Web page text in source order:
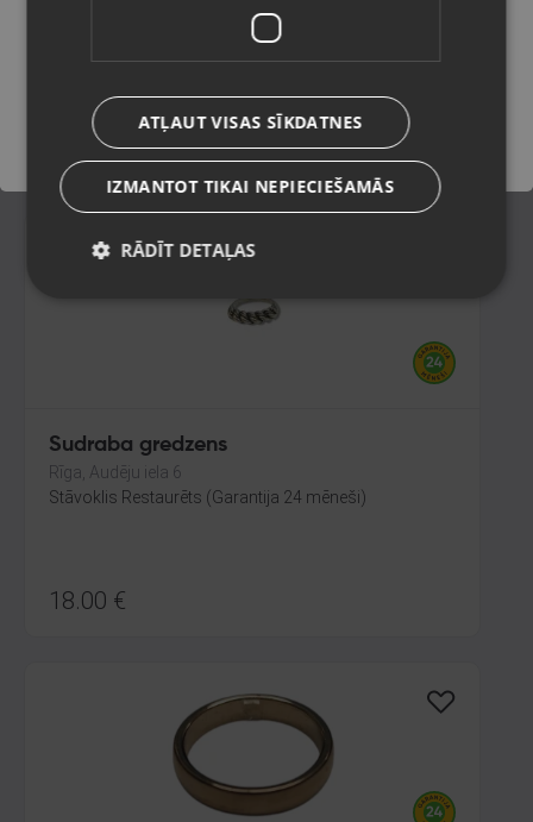
Stāvoklis Restaurēts (Garantija 24 mēneši)
76.00
3.46€/mēn.
Sudraba gredzens
Rīga, Audēju iela 6
Stāvoklis Restaurēts (Garantija 24 mēneši)
18.00 €
Saglabāt
ATĻAUT VISAS SĪKDATNES
IZMANTOT TIKAI NEPIECIEŠAMĀS
RĀDĪT DETAĻAS